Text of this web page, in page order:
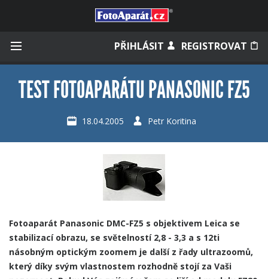
PŘIHLÁSIT REGISTROVAT
Zapomněli jste heslo?
Měli jste účet na starém webu?
TEST FOTOAPARÁTU PANASONIC FZ5
18.04.2005 Petr Koritina
Fotoaparát Panasonic DMC-FZ5 s objektivem Leica se
stabilizací obrazu, se světelností 2,8 - 3,3 a s 12ti
násobným optickým zoomem je další z řady ultrazoomů,
který díky svým vlastnostem rozhodně stojí za Vaši